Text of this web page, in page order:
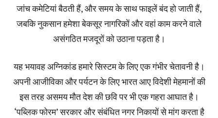
जांच कमेटियां बैठती हैं, और समय के साथ फाइलें बंद हो जाती हैं,
जबकि नुकसान हमेशा बेकसूर नागरिकों और वहां काम करने वाले
असंगठित मजदूरों को उठाना पड़ता है।
यह भयावह अग्निकांड हमारे सिस्टम के लिए एक गंभीर चेतावनी है।
अपनी आजीविका और पर्यटन के लिए भारत आए विदेशी मेहमानों की
इस तरह असमय मौत देश की छवि पर भी एक गहरा आघात है।
‘पब्लिक फोरम’ सरकार और संबंधित नगर निकायों से मांग करता है